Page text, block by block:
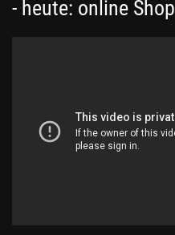
- heute: online Shop